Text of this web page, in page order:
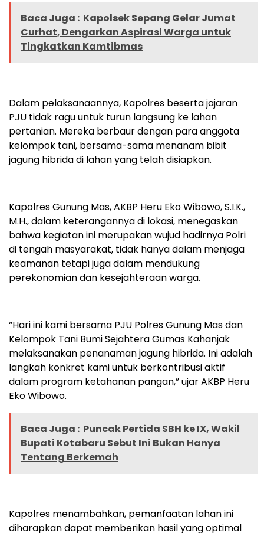
Baca Juga : Kapolsek Sepang Gelar Jumat
Curhat, Dengarkan Aspirasi Warga untuk
Tingkatkan Kamtibmas
Dalam pelaksanaannya, Kapolres beserta jajaran
PJU tidak ragu untuk turun langsung ke lahan
pertanian. Mereka berbaur dengan para anggota
kelompok tani, bersama-sama menanam bibit
jagung hibrida di lahan yang telah disiapkan.
Kapolres Gunung Mas, AKBP Heru Eko Wibowo, S.I.K.,
M.H., dalam keterangannya di lokasi, menegaskan
bahwa kegiatan ini merupakan wujud hadirnya Polri
di tengah masyarakat, tidak hanya dalam menjaga
keamanan tetapi juga dalam mendukung
perekonomian dan kesejahteraan warga.
“Hari ini kami bersama PJU Polres Gunung Mas dan
Kelompok Tani Bumi Sejahtera Gumas Kahanjak
melaksanakan penanaman jagung hibrida. Ini adalah
langkah konkret kami untuk berkontribusi aktif
dalam program ketahanan pangan,” ujar AKBP Heru
Eko Wibowo.
Baca Juga : Puncak Pertida SBH ke IX, Wakil
Bupati Kotabaru Sebut Ini Bukan Hanya
Tentang Berkemah
Kapolres menambahkan, pemanfaatan lahan ini
diharapkan dapat memberikan hasil yang optimal